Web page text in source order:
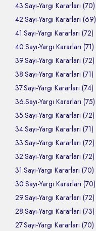
43.Sayı-Yargı Kararları (70)
42.Sayı-Yargı Kararları (69)
41.Sayı-Yargı Kararları (72)
40.Sayı-Yargı Kararları (71)
39.Sayı-Yargı Kararları (72)
38.Sayı-Yargı Kararları (71)
37.Sayı-Yargı Kararları (74)
36.Sayı-Yargı Kararları (75)
35.Sayı-Yargı Kararları (72)
34.Sayı-Yargı Kararları (71)
33.Sayı-Yargı Kararları (72)
32.Sayı-Yargı Kararları (72)
31.Sayı-Yargı Kararları (70)
30.Sayı-Yargı Kararları (70)
29.Sayı-Yargı Kararları (72)
28.Sayı-Yargı Kararları (73)
27.Sayı-Yargı Kararları (70)